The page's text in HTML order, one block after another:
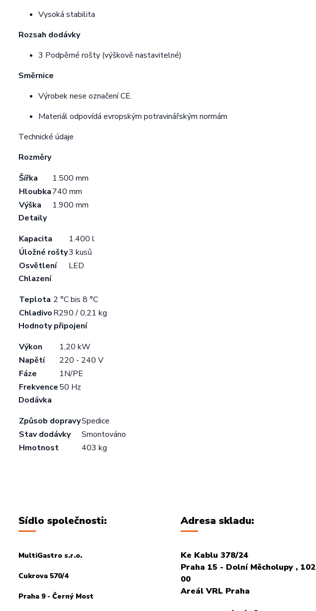
Vysoká stabilita
Rozsah dodávky
3 Podpěrné rošty (výškově nastavitelné)
Směrnice
Výrobek nese označení CE.
Materiál odpovídá evropským potravinářským normám
Technické údaje
Rozměry
Šířka
1.500 mm
Hloubka740 mm
Výška
1.900 mm
Detaily
Kapacita
1.400 l
Úložné rošty3 kusů
Osvětlení
LED
Chlazení
Teplota 2 °C bis 8 °C
ChladivoR290 / 0,21 kg
Hodnoty připojení
Výkon
1,20 kW
Napětí
220 - 240 V
Fáze
1N/PE
Frekvence50 Hz
Dodávka
Způsob dopravySpedice
Stav dodávky
Smontováno
Hmotnost
403 kg
Sídlo společnosti:
MultiGastro s.r.o.
Cukrova 570/4
Praha 9 - Černý Most
Adresa skladu:
Ke Kablu 378/24
Praha 15 - Dolní Měcholupy , 102
00
Areál VRL Praha